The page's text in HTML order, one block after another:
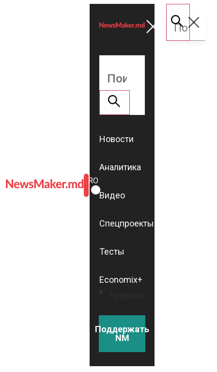
ROMÂNĂ
RU
Новости
Аналитика
Видео
Спецпроекты
Тесты
Economix+
Поддержать
NM